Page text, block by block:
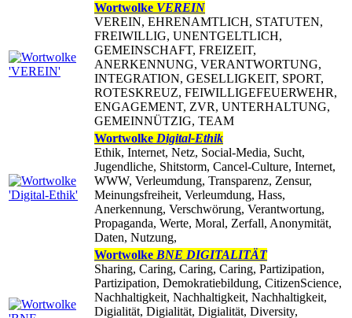
Wortwolke VEREIN
VEREIN, EHRENAMTLICH, STATUTEN,
FREIWILLIG, UNENTGELTLICH,
GEMEINSCHAFT, FREIZEIT,
ANERKENNUNG, VERANTWORTUNG,
INTEGRATION, GESELLIGKEIT, SPORT,
ROTESKREUZ, FEIWILLIGEFEUERWEHR,
ENGAGEMENT, ZVR, UNTERHALTUNG,
GEMEINNÜTZIG, TEAM
Wortwolke Digital-Ethik
Ethik, Internet, Netz, Social-Media, Sucht,
Jugendliche, Shitstorm, Cancel-Culture, Internet,
WWW, Verleumdung, Transparenz, Zensur,
Meinungsfreiheit, Verleumdung, Hass,
Anerkennung, Verschwörung, Verantwortung,
Propaganda, Werte, Moral, Zerfall, Anonymität,
Daten, Nutzung,
Wortwolke BNE DIGITALITÄT
Sharing, Caring, Caring, Caring, Partizipation,
Partizipation, Demokratiebildung, CitizenScience,
Nachhaltigkeit, Nachhaltigkeit, Nachhaltigkeit,
Digialität, Digialität, Digialität, Diversity,